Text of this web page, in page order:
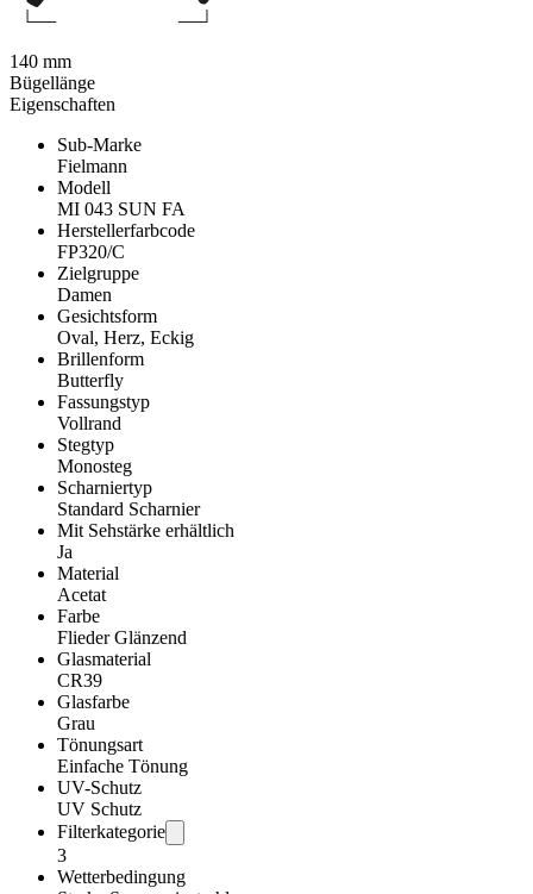
Eigenschaften
Sub-Marke
Fielmann
Modell
MI 043 SUN FA
Herstellerfarbcode
FP320/C
Zielgruppe
Damen
Gesichtsform
Oval, Herz, Eckig
Brillenform
Butterfly
Fassungstyp
Vollrand
Stegtyp
Monosteg
Scharniertyp
Standard Scharnier
Mit Sehstärke erhältlich
Ja
Material
Acetat
Farbe
Flieder Glänzend
Glasmaterial
CR39
Glasfarbe
Grau
Tönungsart
Einfache Tönung
UV-Schutz
UV Schutz
Filterkategorie
3
Wetterbedingung
140 mm
Bügellänge